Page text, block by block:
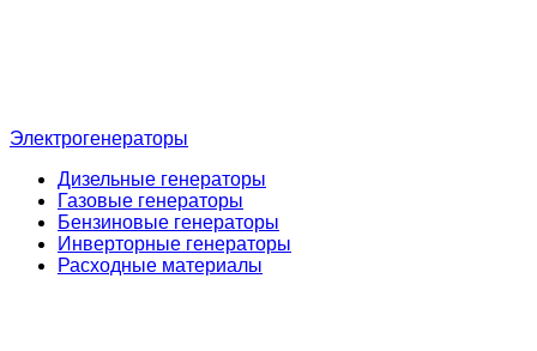
Электрогенераторы
Дизельные генераторы
Газовые генераторы
Бензиновые генераторы
Инверторные генераторы
Расходные материалы